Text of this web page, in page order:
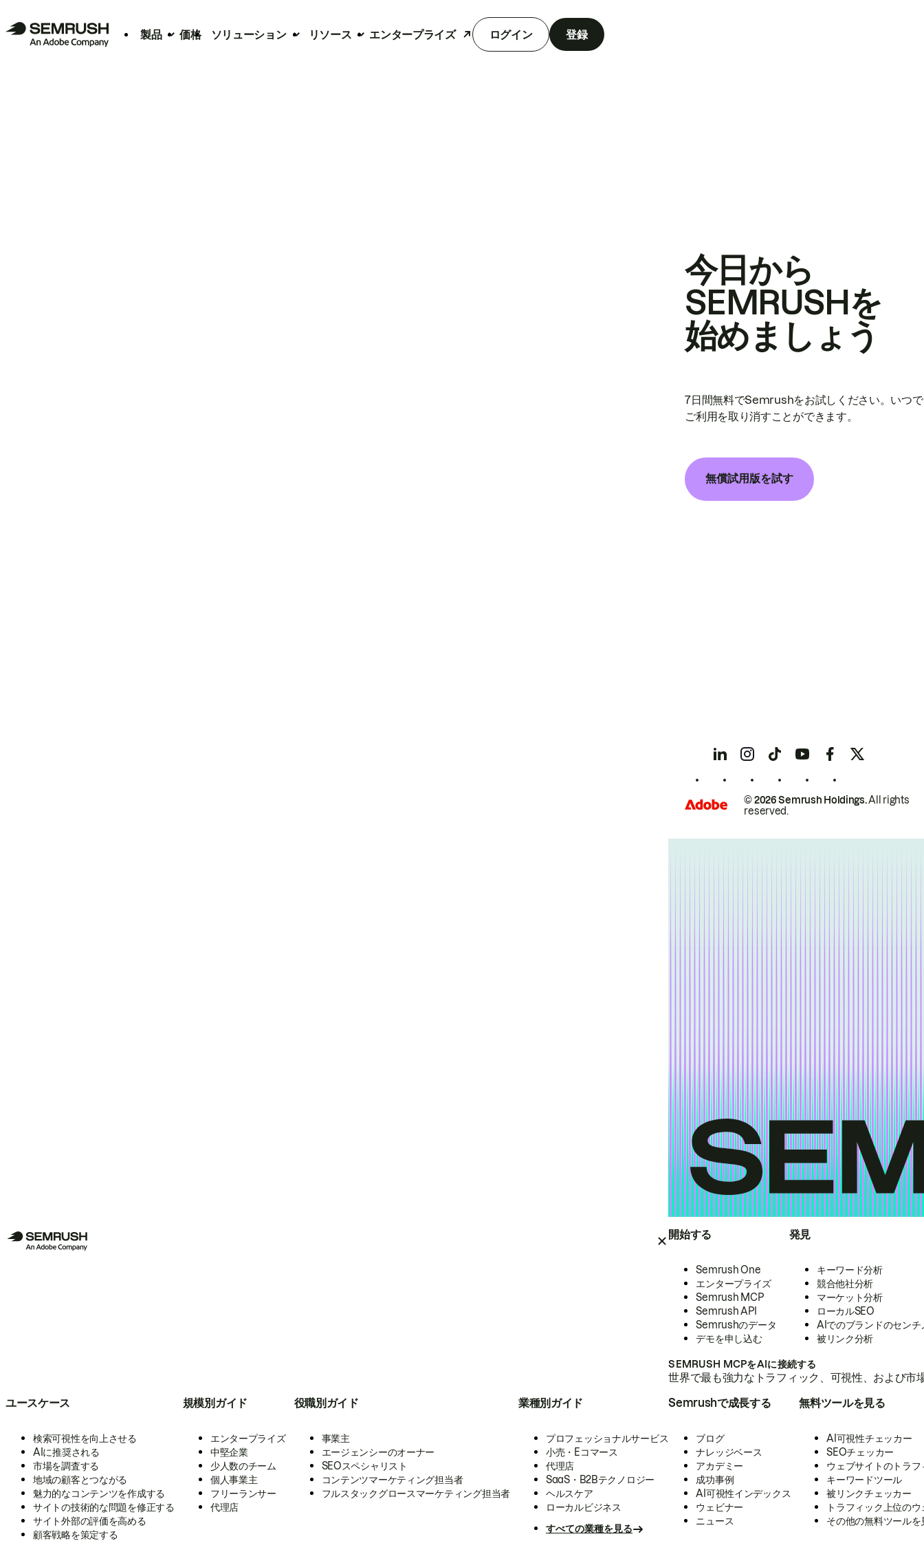
製品 価格 ソリューション リソース エンタープライズ ログイン 登録
開始する
Semrush One
エンタープライズ
Semrush MCP
Semrush API
Semrushのデータ
デモを申し込む
発見
キーワード分析
競合他社分析
マーケット分析
ローカルSEO
AIでのブランドのセンチ
被リンク分析
SEMRUSH MCPをAIに接続する
世界で最も強力なトラフィック、可視性、および
ユースケース
検索可視性を向上させる
AIに推奨される
市場を調査する
地域の顧客とつながる
魅力的なコンテンツを作成する
サイトの技術的な問題を修正する
サイト外部の評価を高める
顧客戦略を策定する
規模別ガイド
エンタープライズ
中堅企業
少人数のチーム
個人事業主
フリーランサー
代理店
役職別ガイド
事業主
エージェンシーのオーナー
SEOスペシャリスト
コンテンツマーケティング担当者
フルスタックグロースマーケティング担当者
業種別ガイド
プロフェッショナルサービス
小売・Eコマース
代理店
SaaS・B2Bテクノロジー
ヘルスケア
ローカルビジネス
すべての業種を見る
Semrushで成長する
ブログ
ナレッジベース
アカデミー
成功事例
AI可視性インデックス
ウェビナー
ニュース
無料ツールを見る
AI可視性チェッカー
SEOチェッカー
ウェブサイトのトラ
キーワードツール
被リンクチェッカー
トラフィック上位の
その他の無料ツールを
今日から
SEMRUSHを
始めましょう
7日間無料でSemrushをお試しください。いつ
ご利用を取り消すことができます。
無償試用版を試す
© 2026 Semrush Holdings.All rights
reserved.